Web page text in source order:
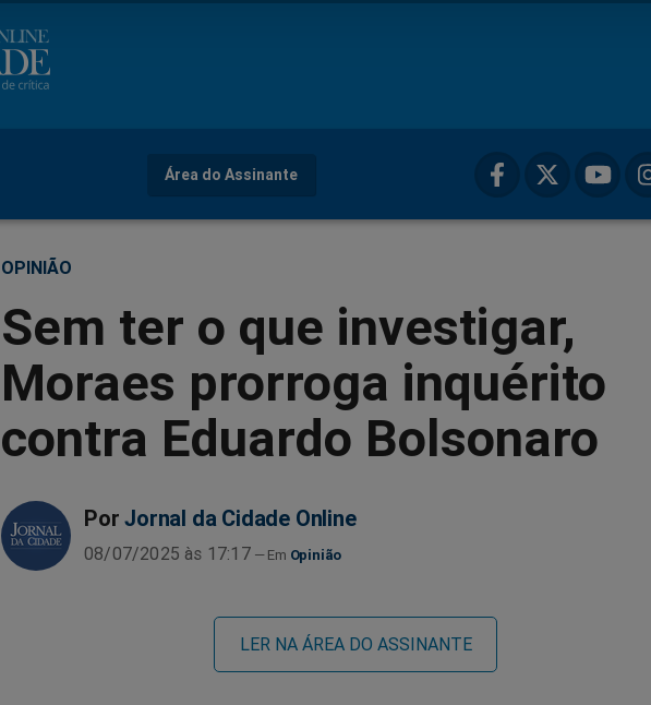
Área do Assinante
OPINIÃO
Sem ter o que investigar,
Moraes prorroga inquérito
contra Eduardo Bolsonaro
Por Jornal da Cidade Online
08/07/2025 às 17:17 Opinião
LER NA ÁREA DO ASSINANTE